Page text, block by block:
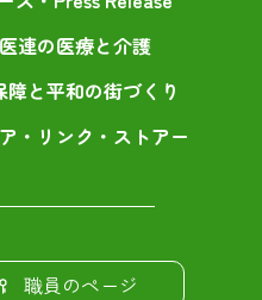
連の医療と介護
障と平和の街づくり
・リンク・ストアー
職員のページ